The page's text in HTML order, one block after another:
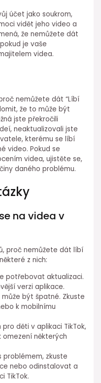
účet jako soukrom,
vidět jeho video a
že nemůžete dát
je vaše
videa.
nemůžete dát “Líbí
že to může být
jste překročili
neaktualizovali jste
kterému se líbí
video. Pokud se
videa, ujistěte se,
daného problému.
na videa v
proč nemůžete dát líbí
z nich:
potřebovat aktualizaci.
verzi aplikace.
být špatné. Zkuste
k mobilnímu
děti v aplikaci TikTok,
omezení některých
zkuste
nebo odinstalovat a
TikTok.